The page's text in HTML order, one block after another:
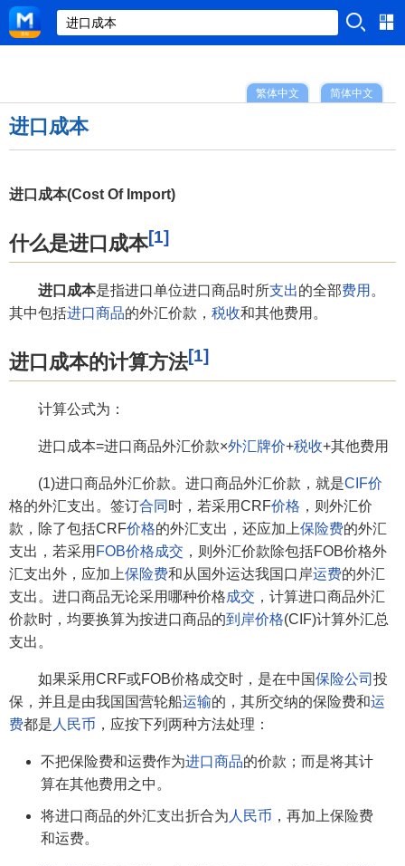
简体中文
繁体中文
进口成本
进口成本(Cost Of Import)
什么是进口成本[1]
进口成本是指进口单位进口商品时所支出的全部费用 。
其中包括进口商品的外汇价款， 税收和其他费用。
进口成本的计算方法[1]
计算公式为：
进口成本=进口商品外汇价款×外汇牌价+税收+其他费用
(1)进口商品外汇价款。进口商品外汇价款，就是CIF价
格的外汇支出。签订合同 时，若采用CRF价格 ，则外汇价
款，除了包括CRF价格的外汇支出，还应加上保险费的外汇
支出，若采用 FOB价格成交 ，则外汇价款除包括FOB价格外
汇支出外，应加上保险费和从国外运达我国口岸运费的外汇
支出。进口商品无论采用哪种价格成交 ，计算进口商品外汇
价款时，均要换算为按进口商品的到岸价格(CIF)计算外汇总
支出。
如果采用CRF或FOB价格成交时，是在中国保险公司 投
保，并且是由我国国营轮船运输的，其所交纳的保险费和运
费都是 人民币 ，应按下列两种方法处理：
不把保险费和运费作为进口商品的价款；而是将其计
算在其他费用之中。
将进口商品的外汇支出折合为 人民币 ，再加上保险费
和运费。